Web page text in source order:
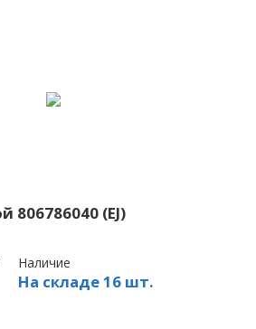
806786040 (EJ)
Наличие
На складе 16 шт.